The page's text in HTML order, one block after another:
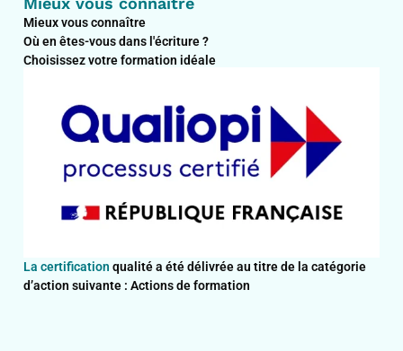
Mieux vous connaître
Où en êtes-vous dans l'écriture ?
Choisissez votre formation idéale
La certificationqualité a été délivrée au titre de la catégorie
d’action suivante : Actions de formation